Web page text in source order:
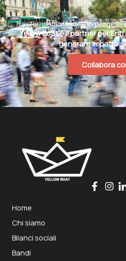
Trasformiamo le idee in progetti
Yellow Boat è il partner per
generare impatto
Collabora
Home
Chi siamo
Bilanci sociali
Bandi